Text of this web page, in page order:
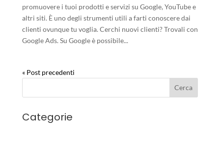
promuovere i tuoi prodotti e servizi su Google, YouTube e
altri siti. È uno degli strumenti utili a farti conoscere dai
clienti ovunque tu voglia. Cerchi nuovi clienti? Trovali con
Google Ads. Su Google è possibile...
« Post precedenti
Categorie